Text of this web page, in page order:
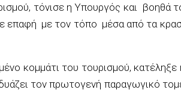
τόνισε η Υπουργός και βοηθά
επαφή με τον τόπο μέσα από τα
κομμάτι του τουρισμού,
τον πρωτογενή παραγωγικό